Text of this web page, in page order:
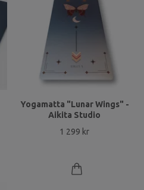
Yogamatta "Lunar Wings" -
Aikita Studio
1 299 kr